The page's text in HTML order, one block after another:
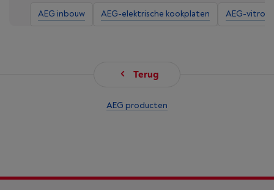
AEG inbouw AEG-elektrische kookplaten AEG-
Terug
AEG producten